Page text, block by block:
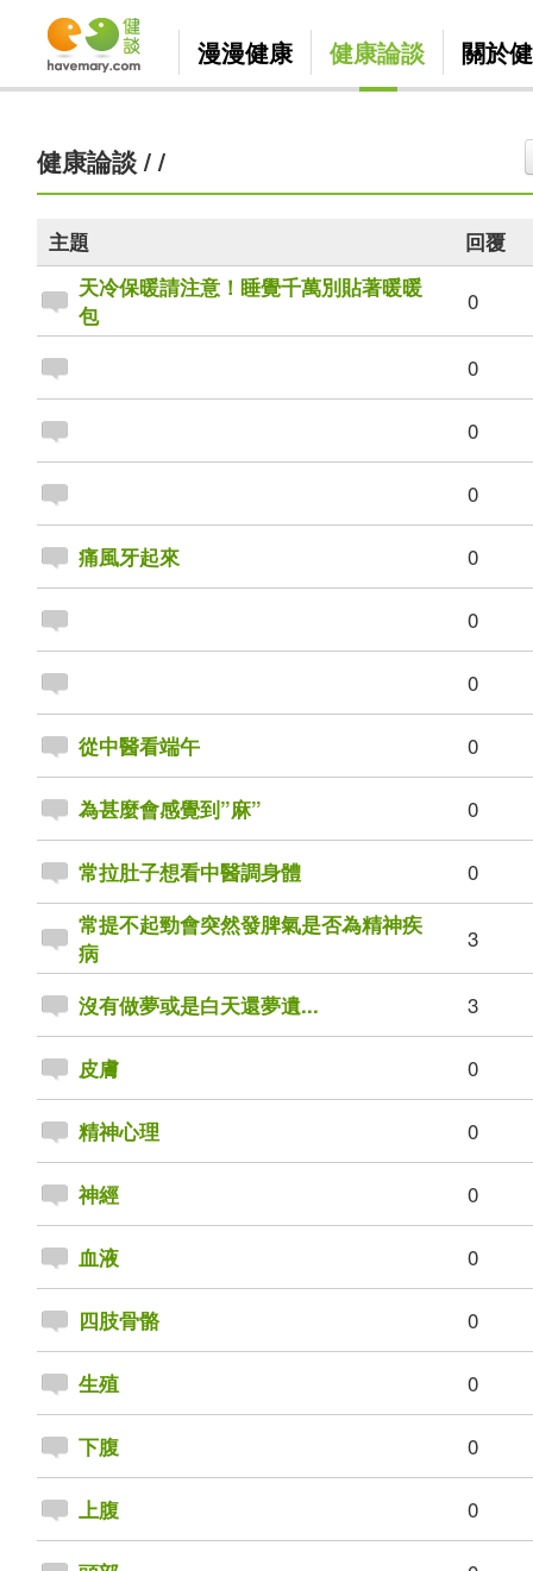
漫漫健康 健康論談 關於
健康論談//
主題
回覆
天冷保暖請注意！睡覺千萬別貼著暖暖
包
0
0
0
0
痛風牙起來 0
0
0
從中醫看端午 0
為甚麼會感覺到”麻” 0
常拉肚子想看中醫調身體 0
常提不起勁會突然發脾氣是否為精神疾
病
3
沒有做夢或是白天還夢遺... 3
皮膚 0
精神心理 0
神經 0
血液 0
四肢骨骼 0
生殖 0
下腹 0
上腹 0